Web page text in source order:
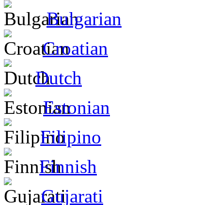
Bulgarian
Croatian
Dutch
Estonian
Filipino
Finnish
Gujarati